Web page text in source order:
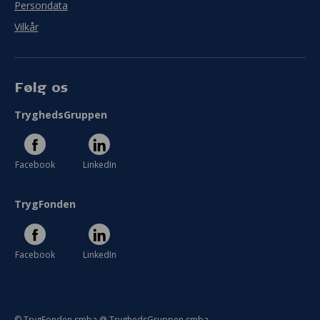
Persondata
Vilkår
Følg os
TryghedsGruppen
Facebook LinkedIn
TrygFonden
Facebook LinkedIn